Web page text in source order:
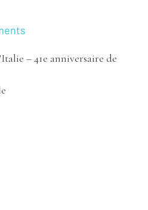
– 41e anniversaire de